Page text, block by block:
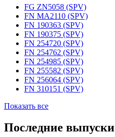
FG ZN5058 (SPV)
FN MA2110 (SPV)
FN 190363 (SPV)
FN 190375 (SPV)
FN 254720 (SPV)
FN 254762 (SPV)
FN 254985 (SPV)
FN 255582 (SPV)
FN 256064 (SPV)
FN 310151 (SPV)
Показать все
Последние выпуски